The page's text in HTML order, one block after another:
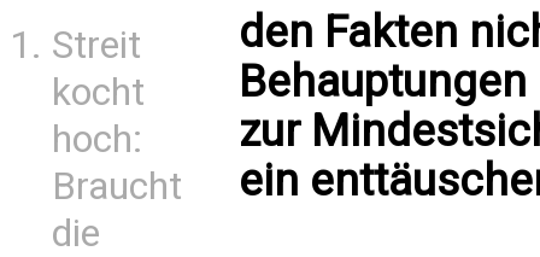
Streit
kocht
hoch:
Braucht
die
den Fakten
zur
ein